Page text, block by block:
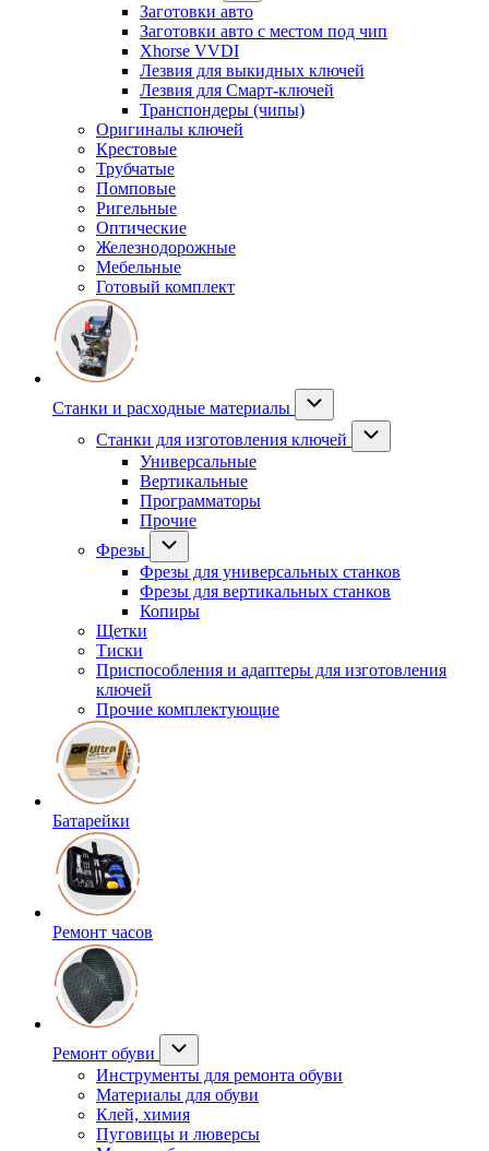
Заготовки авто
Заготовки авто с местом под чип
Xhorse VVDI
Лезвия для выкидных ключей
Лезвия для Смарт-ключей
Транспондеры (чипы)
Оригиналы ключей
Крестовые
Трубчатые
Помповые
Ригельные
Оптические
Железнодорожные
Мебельные
Готовый комплект
Станки и расходные материалы
Станки для изготовления ключей
Универсальные
Вертикальные
Программаторы
Прочие
Фрезы
Фрезы для универсальных станков
Фрезы для вертикальных станков
Копиры
Щетки
Тиски
Приспособления и адаптеры для изготовления
ключей
Прочие комплектующие
Батарейки
Ремонт часов
Ремонт обуви
Инструменты для ремонта обуви
Материалы для обуви
Клей, химия
Пуговицы и люверсы